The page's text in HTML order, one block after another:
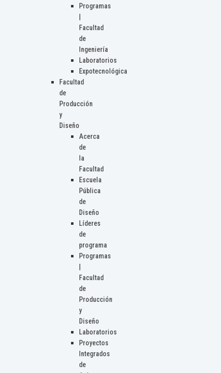
Programas
Facultad
de
Ingeniería
Laboratorios
Expotecnológica
Facultad
de
Producción
y
Diseño
Acerca
de
la
Facultad
Escuela
Pública
de
Diseño
Líderes
de
programa
Programas
Facultad
de
Producción
y
Diseño
Laboratorios
Proyectos
Integrados
de